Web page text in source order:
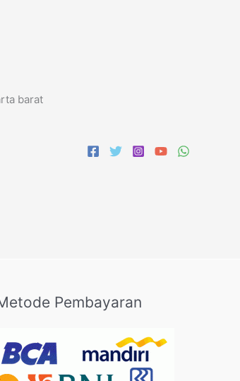
barat
Pembayaran